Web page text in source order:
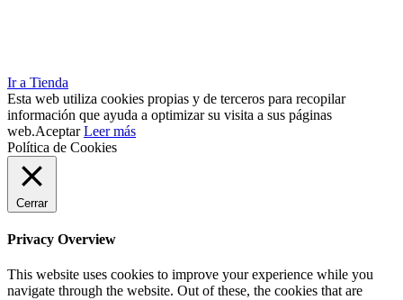
Ir a Tienda
Esta web utiliza cookies propias y de terceros para recopilar
información que ayuda a optimizar su visita a sus páginas
web.Aceptar Leer más
Política de Cookies
Cerrar
Privacy Overview
This website uses cookies to improve your experience while you
navigate through the website. Out of these, the cookies that are